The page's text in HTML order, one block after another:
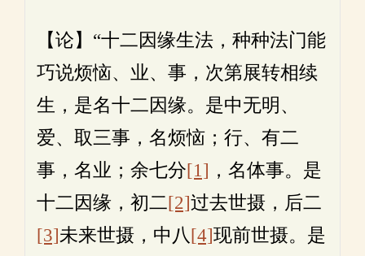
【论】“十二因缘生法，种种法门能
巧说烦恼、业、事，次第展转相续
生，是名十二因缘。是中无明、
爱、取三事，名烦恼；行、有二
事，名业；余七分[1] ，名体事。是
十二因缘，初二[2]过去世摄，后二
[3]未来世摄，中八[4]现前世摄。是